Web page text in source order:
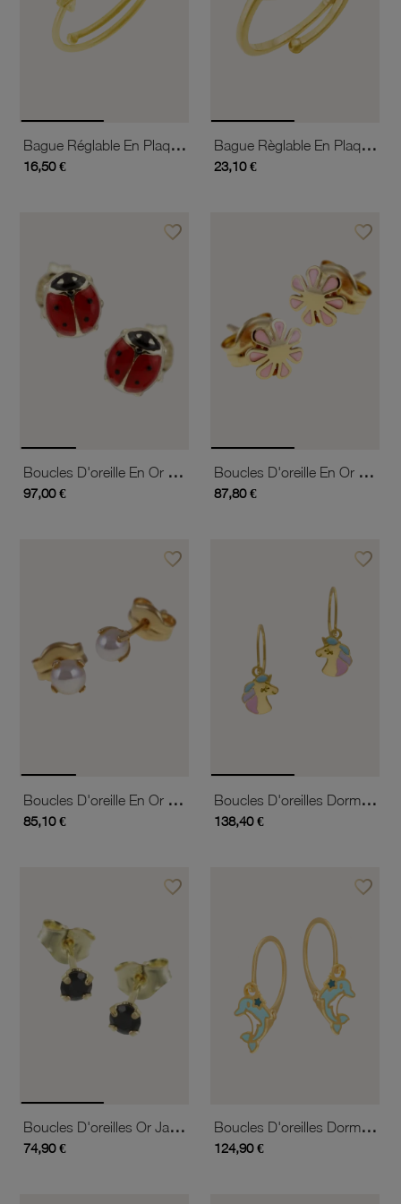
Bague Réglable En Plaqué Or, Bonbon
16,50 €
Bague Règlable En Plaqué Or, Coeur
23,10 €
favorite_borderAjouter à vos favoris
Boucles D'oreille En Or Jaune, Coccinelle Et Laque
97,00 €
favorite_borderAjouter
Boucles D'oreille En Or Jaune, Laque
87,80 €
favorite_borderAjouter à vos favoris
Boucles D'oreille En Or Jaune, Perle De Culture
85,10 €
favorite_borderAjouter
Boucles D'oreilles Dormeuses En Or Jaune Et Laque, Licorne
138,40 €
favorite_borderAjouter à vos favoris
Boucles D'oreilles Or Jaune, Saphir Rond 3 Mm
74,90 €
favorite_borderAjouter
Boucles D'oreilles Dormeuses En Or Jaune Et Laque, Dauphin
124,90 €